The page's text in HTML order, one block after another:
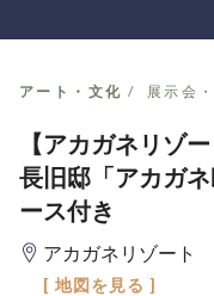
アート・文化 展示会
【アカガネリゾ
長旧邸「アカガ
ース付き
アカガネリゾート
[ 地図を見る ]